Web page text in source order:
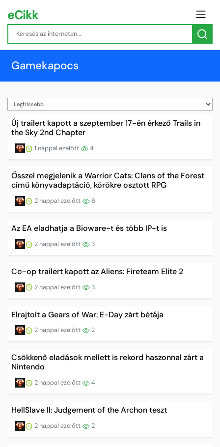
eCikk
Gamekapocs
Új trailert kapott a szeptember 17-én érkező Trails in
the Sky 2nd Chapter
1 nappal ezelőtt 4
Ősszel megjelenik a Warrior Cats: Clans of the Forest
című könyvadaptáció, körökre osztott RPG
2 nappal ezelőtt 6
Az EA eladhatja a Bioware-t és több IP-t is
2 nappal ezelőtt 3
Co-op trailert kapott az Aliens: Fireteam Elite 2
2 nappal ezelőtt 3
Elrajtolt a Gears of War: E-Day zárt bétája
2 nappal ezelőtt 2
Csökkenő eladások mellett is rekord haszonnal zárt a
Nintendo
2 nappal ezelőtt 4
HellSlave II: Judgement of the Archon teszt
2 nappal ezelőtt 2